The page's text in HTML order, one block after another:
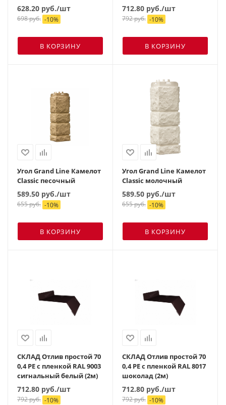
628.20 руб./шт
698руб. -10%
В КОРЗИНУ
712.80 руб./шт
792руб. -10%
В КОРЗИНУ
Угол Grand Line Камелот
Classic песочный
589.50 руб./шт
655руб. -10%
В КОРЗИНУ
Угол Grand Line Камелот
Classic молочный
589.50 руб./шт
655руб. -10%
В КОРЗИНУ
СКЛАД Отлив простой 70
0,4 PE с пленкой RAL 9003
сигнальный белый (2м)
712.80 руб./шт
792руб. -10%
СКЛАД Отлив простой 70
0,4 PE с пленкой RAL 8017
шоколад (2м)
712.80 руб./шт
792руб. -10%